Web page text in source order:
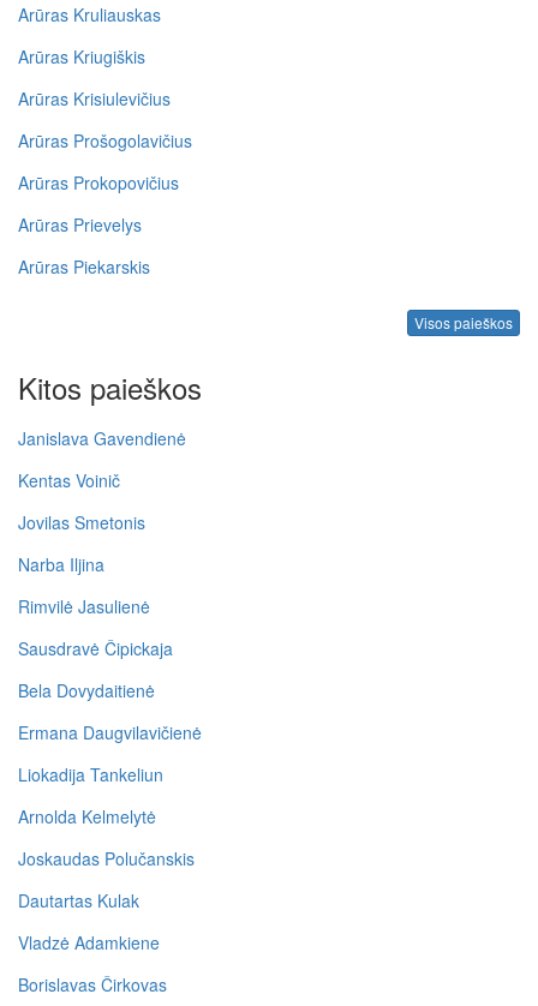
Arūras Kruliauskas
Arūras Kriugiškis
Arūras Krisiulevičius
Arūras Prošogolavičius
Arūras Prokopovičius
Arūras Prievelys
Arūras Piekarskis
Visos paieškos
Kitos paieškos
Janislava Gavendienė
Kentas Voinič
Jovilas Smetonis
Narba Iljina
Rimvilė Jasulienė
Sausdravė Čipickaja
Bela Dovydaitienė
Ermana Daugvilavičienė
Liokadija Tankeliun
Arnolda Kelmelytė
Joskaudas Polučanskis
Dautartas Kulak
Vladzė Adamkiene
Borislavas Čirkovas